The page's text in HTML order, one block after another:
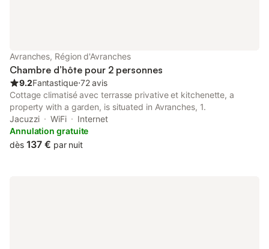
Avranches, Région d'Avranches
Chambre d’hôte pour 2 personnes
9.2Fantastique⋅72 avis
Cottage climatisé avec terrasse privative et kitchenette, a
property with a garden, is situated in Avranches, 1.
Jacuzzi
WiFi
Internet
Annulation gratuite
dès 137 € par nuit